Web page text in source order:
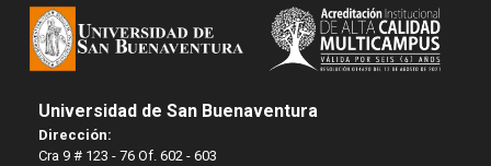
Universidad de San Buenaventura
Dirección:
Cra 9 # 123 - 76 Of. 602 - 603